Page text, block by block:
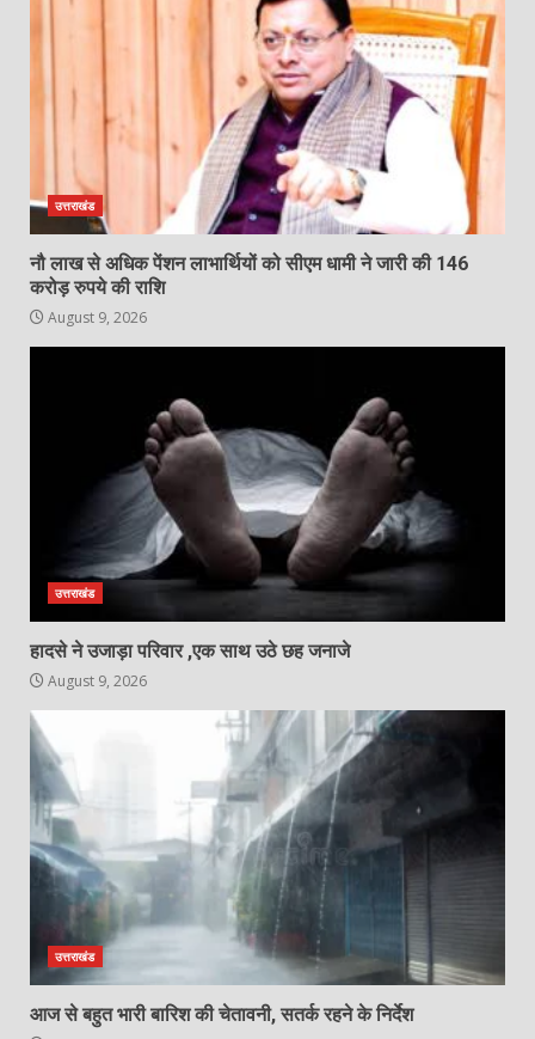
उत्तराखंड
नौ लाख से अधिक पेंशन लाभार्थियों को सीएम धामी ने जारी की 146
करोड़ रुपये की राशि
August 9, 2026
उत्तराखंड
हादसे ने उजाड़ा परिवार ,एक साथ उठे छह जनाजे
August 9, 2026
उत्तराखंड
आज से बहुत भारी बारिश की चेतावनी, सतर्क रहने के निर्देश